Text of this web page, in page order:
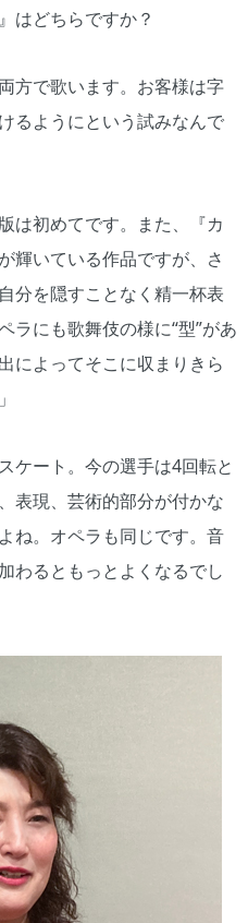
どちらですか？
方で歌います。お客様は字
るようにという試みなんで
は初めてです。また、『カ
輝いている作品ですが、さ
分を隠すことなく精一杯表
ラにも歌舞伎の様に“型”があ
によってそこに収まりきら
ケート。今の選手は4回転と
表現、芸術的部分が付かな
ね。オペラも同じです。音
わるともっとよくなるでし